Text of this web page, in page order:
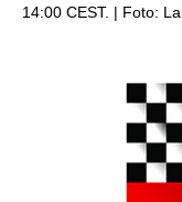
14:00 CEST. | Foto: